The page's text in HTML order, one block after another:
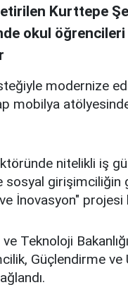
Kurttepe
okul öğrencileri
modernize
mobilya
nitelikli iş
sosyal girişimciliğin
İnovasyon" projesi
Teknoloji
Güçlendirme